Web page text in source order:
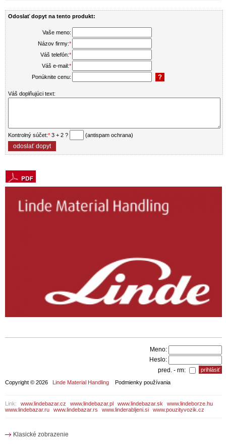
Odoslať dopyt na tento produkt:
Vaše meno:
Názov firmy:*
Váš telefón:*
Váš e-mail:*
Ponúknite cenu:
Váš doplňujúci text:
Kontrolný súčet:* 3 + 2 ? (antispam ochrana)
Meno:
Heslo:
pred. - rm:
Copyright © 2026 Linde Material Handling Podmienky používania
Link: www.lindebazar.cz www.lindebazar.pl www.lindebazar.sk
www.lindeborze.hu
www.lindebazar.ru
www.lindebazar.rs www.linderabljeni.si www.pouzityvozik.cz